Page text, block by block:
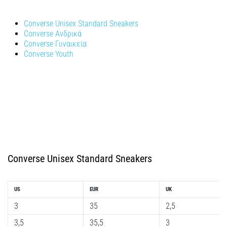
του
Δρομέα:
Αίτια,
knee),
και
ως
σύνδρομο
λαγονοκνημιαίας
Converse Unisex Standard Sneakers
Converse Ανδρικά
Converse Γυναικεία
Converse Youth
Converse Unisex Standard Sneakers
US
3
3,5
EUR
35
35,5
UK
2,5
3